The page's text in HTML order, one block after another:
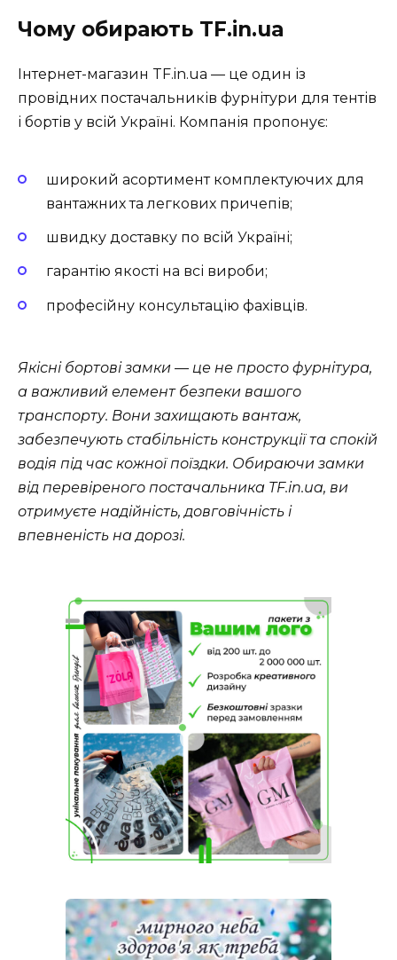
Чому обирають TF.in.ua
Інтернет-магазин TF.in.ua — це один із
провідних постачальників фурнітури для тентів
і бортів у всій Україні. Компанія пропонує:
широкий асортимент комплектуючих для
вантажних та легкових причепів;
швидку доставку по всій Україні;
гарантію якості на всі вироби;
професійну консультацію фахівців.
Якісні бортові замки — це не просто фурнітура,
а важливий елемент безпеки вашого
транспорту. Вони захищають вантаж,
забезпечують стабільність конструкції та спокій
водія під час кожної поїздки. Обираючи замки
від перевіреного постачальника TF.in.ua, ви
отримуєте надійність, довговічність і
впевненість на дорозі.